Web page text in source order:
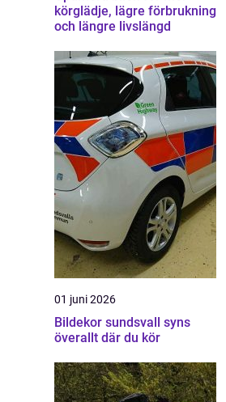
körglädje, lägre förbrukning
och längre livslängd
01 juni 2026
Bildekor sundsvall syns
överallt där du kör